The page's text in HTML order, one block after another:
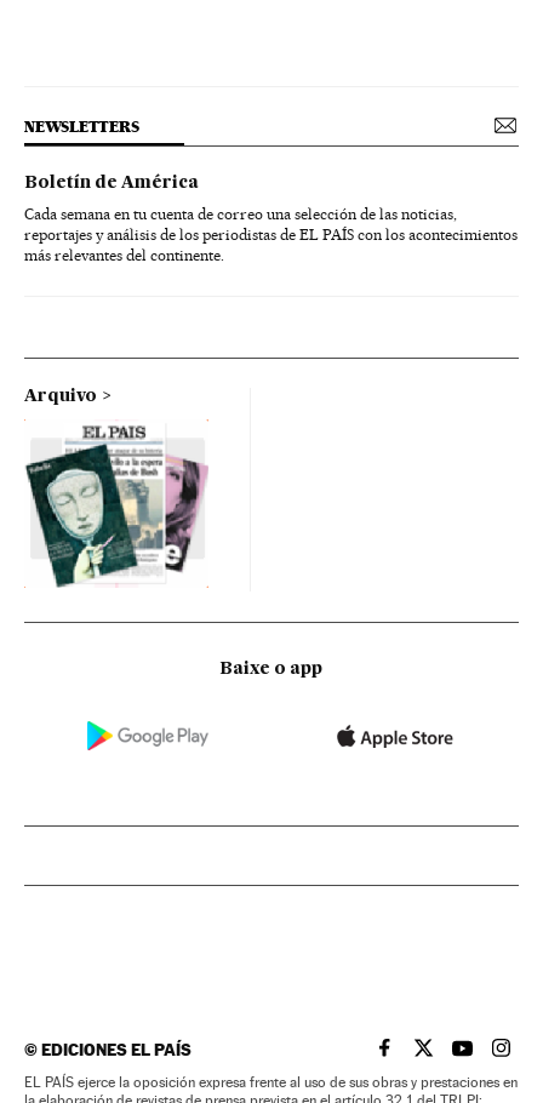
NEWSLETTERS
Boletín de América
Cada semana en tu cuenta de correo una selección de las noticias,
reportajes y análisis de los periodistas de EL PAÍS con los acontecimientos
más relevantes del continente.
Arquivo
Baixe o app
©EDICIONES EL PAÍS EL PAÍS BRASIL EN
EL PAÍSEL PAÍS
EL
EL PAÍS ejerce la oposición expresa frente al uso de sus obras y prestaciones en